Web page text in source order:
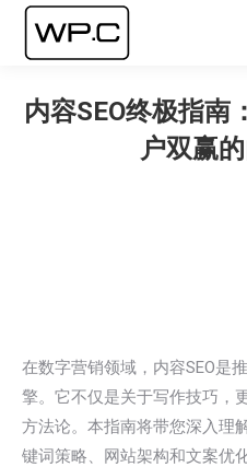
内容SEO终极指南
户双赢
在数字营销领域，内容SEO是
擎。它不仅是关于写作技巧，
方法论。本指南将带您深入理
键词策略、网站架构和文案优